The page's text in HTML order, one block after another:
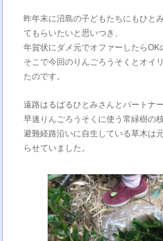
昨年末に沼島の子どもたちにもひと
てもらいたいと思いつき、
年賀状にダメ元でオファーしたらOK
そこで今回のりんごろうそくとオイ
たのです。
遠路はるばるひとみさんとパートナ
早速りんごろうそくに使う常緑樹の
避難経路沿いに自生している草木は
らせていました。